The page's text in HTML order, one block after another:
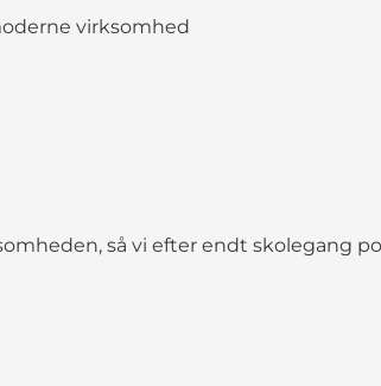
virksomhed
så vi efter endt skolegang